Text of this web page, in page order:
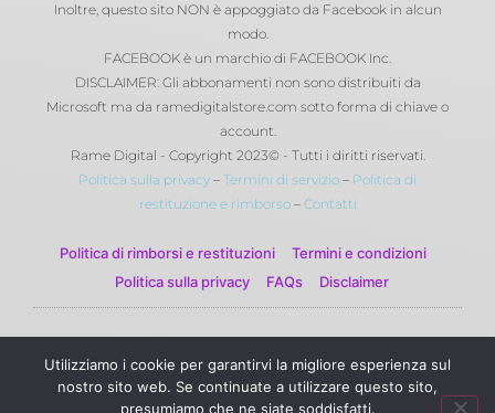
Inoltre, questo sito NON è appoggiato da Facebook in alcun
modo.
FACEBOOK è un marchio di FACEBOOK Inc.
DISCLAIMER: Gli abbonamenti non sono distribuiti da
Microsoft ma da ramedigitalstore.com sotto forma di chiave o
account.
Rame Digital - Copyright 2023© - Tutti i diritti riservati.
Politica sulla privacy – Termini di servizio – Politica di
restituzione e rimborso– Contatti
Politica di rimborsi e restituzioni
Termini e condizioni
Politica sulla privacy
FAQs Disclaimer
riservati.
Utilizziamo i cookie per garantirvi la migliore esperienza sul
nostro sito web. Se continuate a utilizzare questo sito,
presumiamo che ne siate soddisfatti.